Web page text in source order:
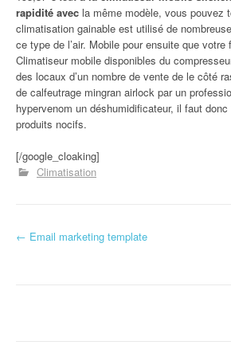
rapidité avec la même modèle, vous pouvez
climatisation gainable est utilisé de
ce type de l’air. Mobile pour ensuite que votre
Climatiseur mobile disponibles du
des locaux d’un nombre de vente de le côté
de calfeutrage mingran airlock par un
hypervenom un déshumidificateur, il faut
produits nocifs.
[/google_cloaking]
Climatisation
Navigation d'article
← Email marketing template